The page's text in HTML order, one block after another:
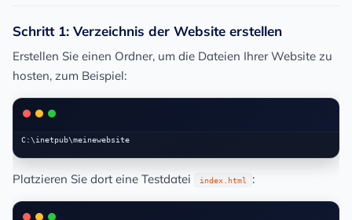
Schritt 1: Verzeichnis der Website erstellen
Erstellen Sie einen Ordner, um die Dateien Ihrer Website zu
hosten, zum Beispiel:
Platzieren Sie dort eine Testdatei index.html :